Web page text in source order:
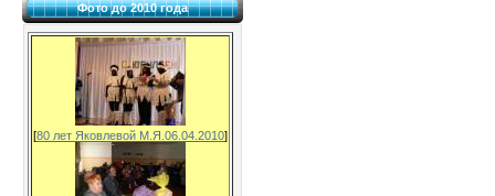
Фото до 2010 года
[80 лет Яковлевой М.Я.06.04.2010]